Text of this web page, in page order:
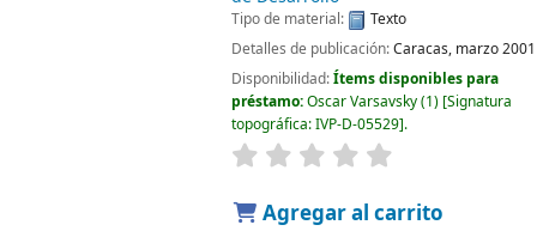
Tipo de material:
Texto
Detalles de publicación:Caracas, marzo 2001
Disponibilidad:Ítems disponibles para
préstamo:Oscar Varsavsky(1) Signatura
topográfica:IVP-D-05529 .
Agregar al carrito